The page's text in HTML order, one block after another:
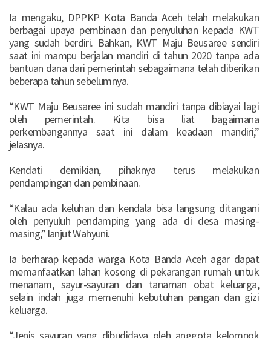
Ia mengaku, DPPKP Kota Banda Aceh telah melakukan
berbagai upaya pembinaan dan penyuluhan kepada KWT
yang sudah berdiri. Bahkan, KWT Maju Beusaree sendiri
saat ini mampu berjalan mandiri di tahun 2020 tanpa ada
bantuan dana dari pemerintah sebagaimana telah diberikan
beberapa tahun sebelumnya.
“KWT Maju Beusaree ini sudah mandiri tanpa dibiayai lagi
oleh pemerintah. Kita bisa liat bagaimana
perkembangannya saat ini dalam keadaan mandiri,”
jelasnya.
Kendati demikian, pihaknya terus melakukan
pendampingan dan pembinaan.
“Kalau ada keluhan dan kendala bisa langsung ditangani
oleh penyuluh pendamping yang ada di desa masing-
masing,” lanjut Wahyuni.
Ia berharap kepada warga Kota Banda Aceh agar dapat
memanfaatkan lahan kosong di pekarangan rumah untuk
menanam, sayur-sayuran dan tanaman obat keluarga,
selain indah juga memenuhi kebutuhan pangan dan gizi
keluarga.